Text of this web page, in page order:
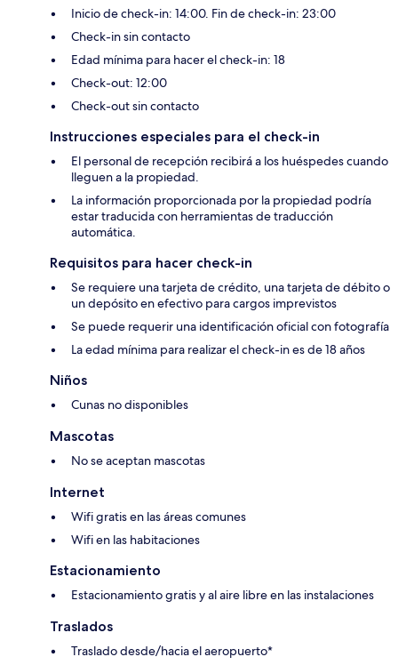
Inicio de check-in: 14:00. Fin de check-in: 23:00
Check-in sin contacto
Edad mínima para hacer el check-in: 18
Check-out: 12:00
Check-out sin contacto
Instrucciones especiales para el check-in
El personal de recepción recibirá a los huéspedes cuando
lleguen a la propiedad.
La información proporcionada por la propiedad podría
estar traducida con herramientas de traducción
automática.
Requisitos para hacer check-in
Se requiere una tarjeta de crédito, una tarjeta de débito o
un depósito en efectivo para cargos imprevistos
Se puede requerir una identificación oficial con fotografía
La edad mínima para realizar el check-in es de 18 años
Niños
Cunas no disponibles
Mascotas
No se aceptan mascotas
Internet
Wifi gratis en las áreas comunes
Wifi en las habitaciones
Estacionamiento
Estacionamiento gratis y al aire libre en las instalaciones
Traslados
Traslado desde/hacia el aeropuerto*